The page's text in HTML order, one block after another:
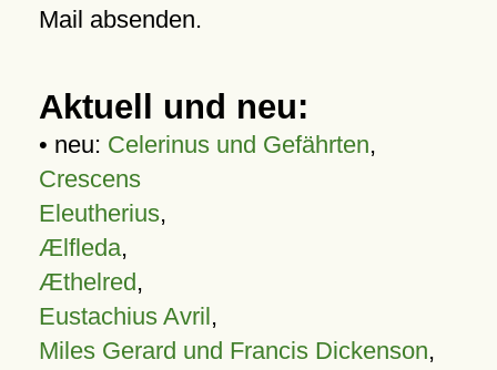
Mail absenden.
Aktuell und neu:
• neu: Celerinus und Gefährten,
Crescens
Eleutherius,
Ælfleda,
Æthelred,
Eustachius Avril,
Miles Gerard und Francis Dickenson,